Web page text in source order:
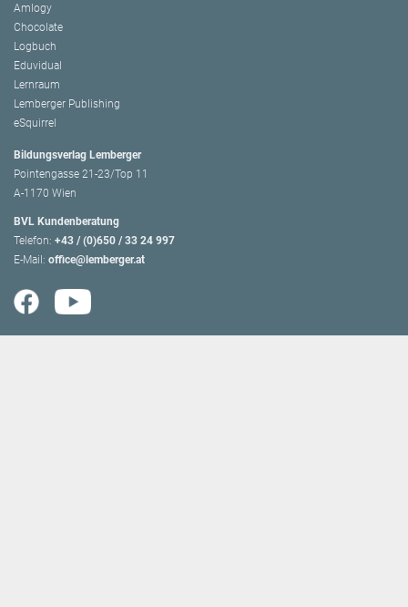
Amlogy
Chocolate
Logbuch
Eduvidual
Lernraum
Lemberger Publishing
eSquirrel
Bildungsverlag Lemberger
Pointengasse 21-23/Top 11
A-1170 Wien
BVL Kundenberatung
Telefon: +43 / (0)650 / 33 24 997
E-Mail: office@lemberger.at